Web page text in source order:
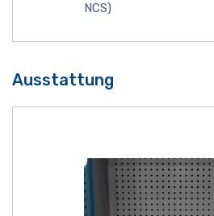
NCS)
Ausstattung